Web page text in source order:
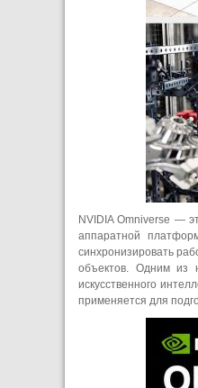
NVIDIA Omniverse —
аппаратной
синхронизировать
объектов. Одним из
искусственного
применяется для